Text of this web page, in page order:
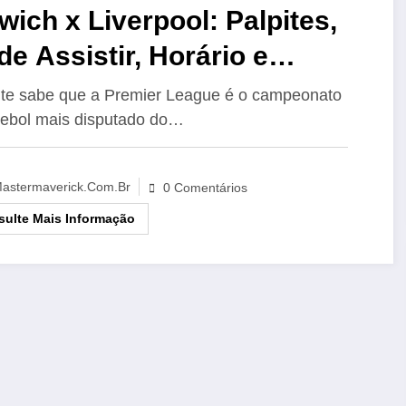
x Liverpool: Palpites,
Assistir, Horário e
– 17/08
sabe que a Premier League é o campeonato
mais disputado do…
0 Comentários
Mais Informação